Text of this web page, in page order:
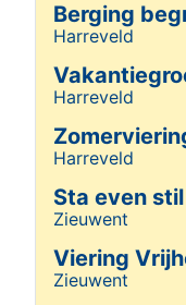
Berging
Details
Harreveld
Details
Harreveld
Details
Harreveld
Sta even
Details
Zieuwent
Viering
Details
Zieuwent